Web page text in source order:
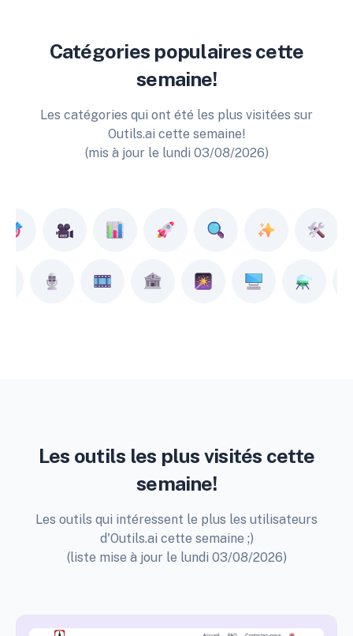
Catégories populaires cette
semaine!
Les catégories qui ont été les plus visitées sur
Outils.ai cette semaine!
(mis à jour le lundi 03/08/2026)
Les outils les plus visités cette
semaine!
Les outils qui intéressent le plus les utilisateurs
d'Outils.ai cette semaine ;)
(liste mise à jour le lundi 03/08/2026)